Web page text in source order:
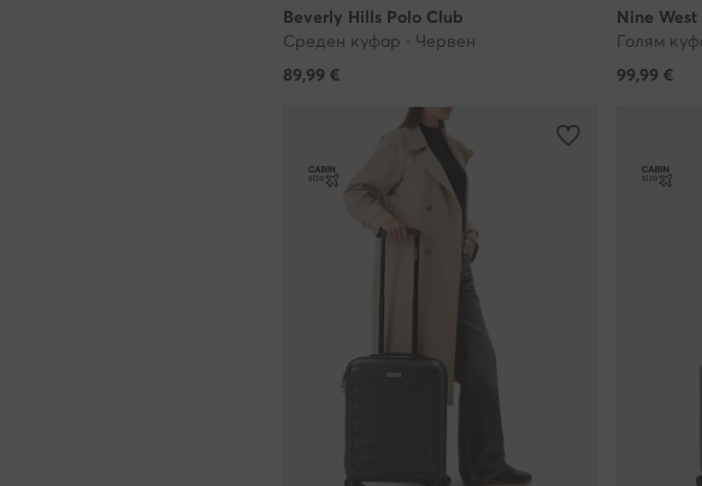
Beverly Hills Polo Club
Среден куфар · Червен
89,99 €
Nine West
Голям
99,99 €
раздела Политика за
доброволно. Ние се грижим за
могат да бъдат оттеглени по
на обработката, която сме
https://eobuvki.bg/b/politika-za-
списъка на нашите партньори.
Какви данни обработваме?
www.modivo.bg използва
Вашия компютър или друго
използването на бисквитки) за
персонализирани реклами, да
автоматизирана обработка на
за да можем да се адаптираме
без обаче да влияем